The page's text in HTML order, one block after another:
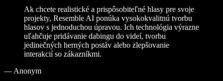
Ak chcete realistické a prispôsobiteľné hlasy pre svoje
projekty, Resemble AI ponúka vysokokvalitnú tvorbu
hlasov s jednoduchou úpravou. Ich technológia výrazne
uľahčuje pridávanie dabingu do videí, tvorbu
jedinečných herných postáv alebo zlepšovanie
interakcií so zákazníkmi.
— Anonym